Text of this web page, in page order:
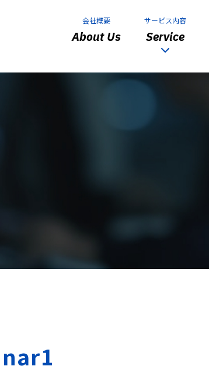
会社概要
About Us
サービス内容
Service